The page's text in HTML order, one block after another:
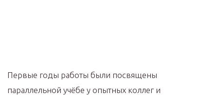
Первые годы работы были посвящены
параллельной учёбе у опытных коллег и